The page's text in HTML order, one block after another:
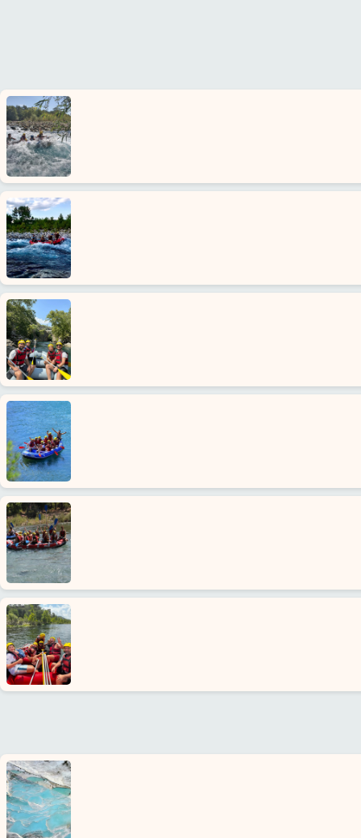
Startseite
Türkler
Alanya
Dörfer
Blog
Google
erfahrungen
Über
uns
Dienste
Haftung
Schutz